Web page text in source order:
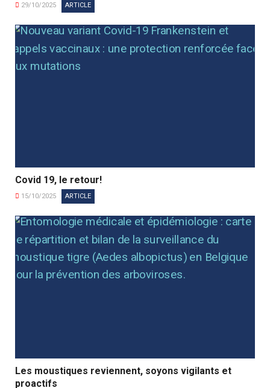
29/10/2025 ARTICLE
Covid 19, le retour!
15/10/2025 ARTICLE
Les moustiques reviennent, soyons vigilants et
proactifs